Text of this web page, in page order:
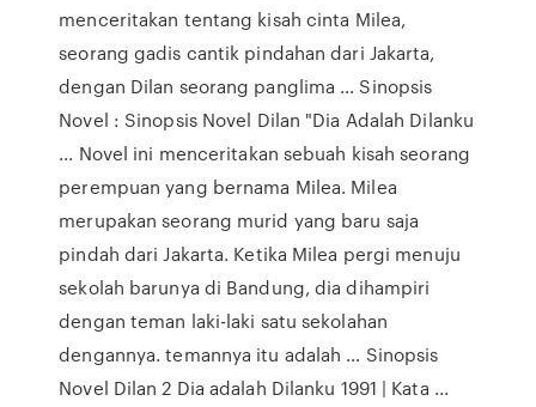
menceritakan tentang kisah cinta Milea,
seorang gadis cantik pindahan dari Jakarta,
dengan Dilan seorang panglima … Sinopsis
Novel : Sinopsis Novel Dilan "Dia Adalah Dilanku
... Novel ini menceritakan sebuah kisah seorang
perempuan yang bernama Milea. Milea
merupakan seorang murid yang baru saja
pindah dari Jakarta. Ketika Milea pergi menuju
sekolah barunya di Bandung, dia dihampiri
dengan teman laki-laki satu sekolahan
dengannya. temannya itu adalah … Sinopsis
Novel Dilan 2 Dia adalah Dilanku 1991 | Kata ...